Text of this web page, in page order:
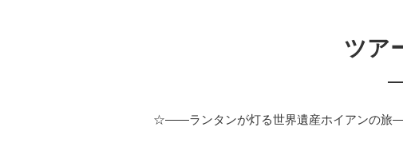
ツア
☆――ランタンが灯る世界遺産ホイアンの